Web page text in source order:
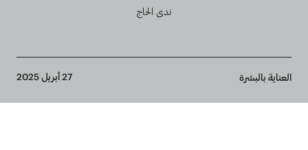
ندى الحاج
Breadcrumb
العناية بالبشرة 27 أبريل 2025